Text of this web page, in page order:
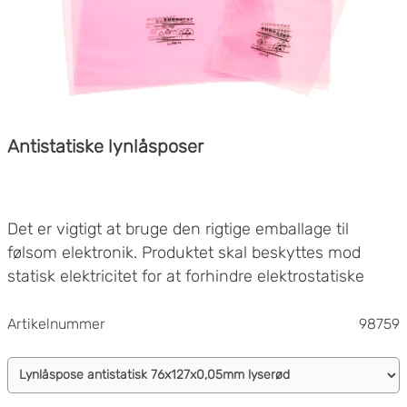
Antistatiske lynlåsposer
Det er vigtigt at bruge den rigtige emballage til
følsom elektronik. Produktet skal beskyttes mod
statisk elektricitet for at forhindre elektrostatiske
Vi tilbyder lavladede og antistatiske lynlåsposer til
på følsom elektronik under fremstilling og
håndtering. De fungerer også godt som
Artikelnummer 98759